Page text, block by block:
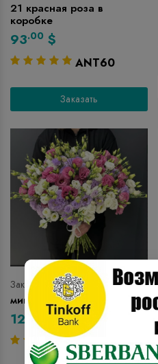
21 красная роза в
коробке
93.00 $
ANT60
Заказать
Заказать цветы
микс лизиантус букет
126 .00$
ANT58